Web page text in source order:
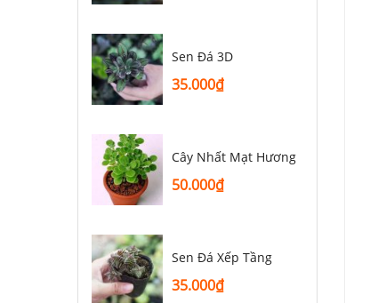
Sen Đá 3D
35.000₫
Cây Nhất Mạt Hương
50.000₫
Sen Đá Xếp Tầng
35.000₫